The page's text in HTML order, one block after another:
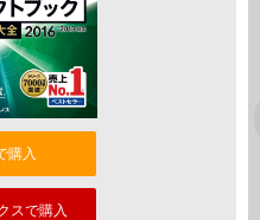
購入
スで購入